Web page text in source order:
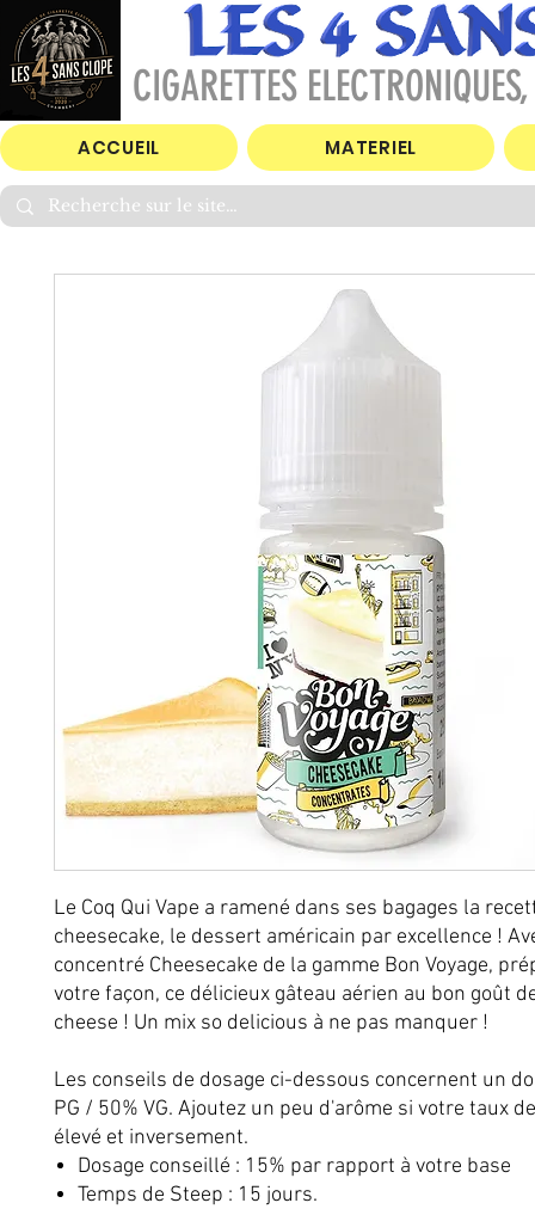
CIGARETTES
ACCUEIL MATERIEL
Le Coq Qui Vape a ramené dans ses bagages la
cheesecake, le dessert américain par excellence !
concentré Cheesecake de la gamme Bon Voyage,
votre façon, ce délicieux gâteau aérien au bon goût
cheese ! Un mix so delicious à ne pas manquer !
Les conseils de dosage ci-dessous concernent un
PG / 50% VG. Ajoutez un peu d'arôme si votre taux
élevé et inversement.
Dosage conseillé : 15% par rapport à votre base
Temps de Steep : 15 jours.